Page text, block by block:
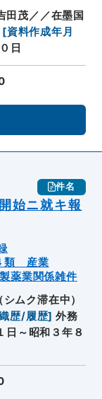
田茂／／在墨国
[資料作成年月
日
件名
始ニ就キ報
類 産業
製薬業関係雑件
ムク滞在中）
歴/履歴] 外務
日～昭和３年８